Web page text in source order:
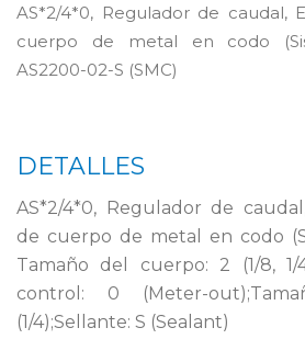
AS*2/4*0, Regulador de caudal,
cuerpo de metal en codo
AS2200-02-S (SMC)
DETALLES
AS*2/4*0, Regulador de
de cuerpo de metal en codo
Tamaño del cuerpo: 2 (1/8, 1/
control: 0 (Meter-
(1/4);Sellante: S (Sealant)